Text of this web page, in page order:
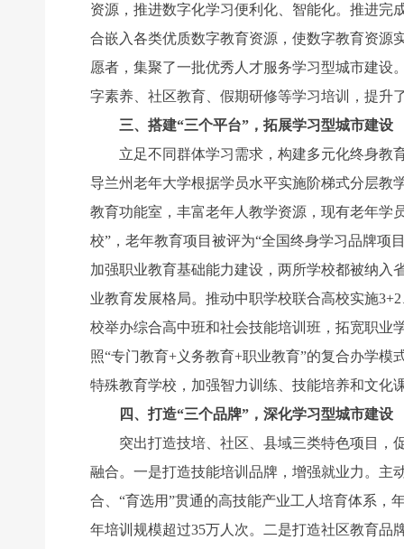
资源，推进数字化学习便利化、智能化。推进完
合嵌入各类优质数字教育资源，使数字教育资源
愿者，集聚了一批优秀人才服务学习型城市建设
字素养、社区教育、假期研修等学习培训，提升
三、搭建“三个平台”，拓展学习型城市建设
立足不同群体学习需求，构建多元化终身教育
导兰州老年大学根据学员水平实施阶梯式分层教
教育功能室，丰富老年人教学资源，现有老年学
校”，老年教育项目被评为“全国终身学习品牌项
加强职业教育基础能力建设，两所学校都被纳入
业教育发展格局。推动中职学校联合高校实施
校举办综合高中班和社会技能培训班，拓宽职业
照“专门教育+义务教育+职业教育”的复合办学
特殊教育学校，加强智力训练、技能培养和文化
四、打造“三个品牌”，深化学习型城市建设
突出打造技培、社区、县域三类特色项目，促
融合。一是打造技能培训品牌，增强就业力。主
合、“育选用”贯通的高技能产业工人培育体系，
年培训规模超过35万人次。二是打造社区教育品